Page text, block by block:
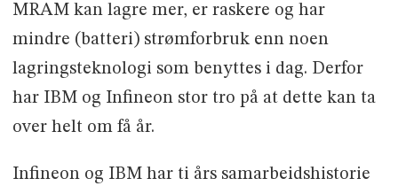
MRAM kan lagre mer, er raskere og har
mindre (batteri) strømforbruk enn noen
lagringsteknologi som benyttes i dag. Derfor
har IBM og Infineon stor tro på at dette kan ta
over helt om få år.
Infineon og IBM har ti års samarbeidshistorie